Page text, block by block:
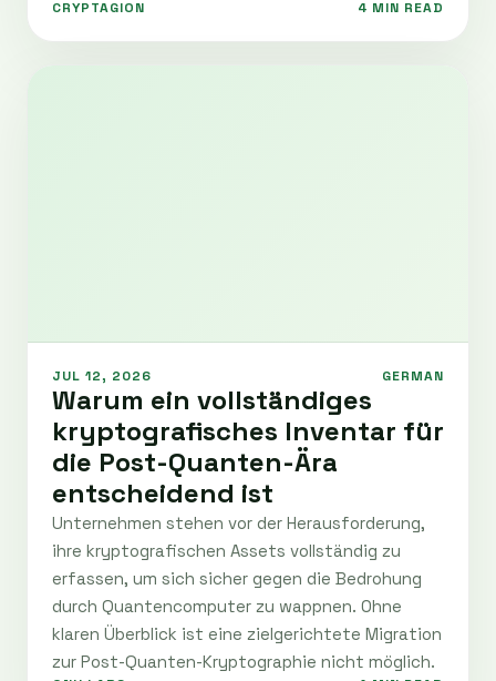
CRYPTAGION 4 MIN READ
JUL 12, 2026 GERMAN
Warum ein vollständiges
kryptografisches Inventar für
die Post-Quanten-Ära
entscheidend ist
Unternehmen stehen vor der Herausforderung,
ihre kryptografischen Assets vollständig zu
erfassen, um sich sicher gegen die Bedrohung
durch Quantencomputer zu wappnen. Ohne
klaren Überblick ist eine zielgerichtete Migration
zur Post-Quanten-Kryptographie nicht möglich.